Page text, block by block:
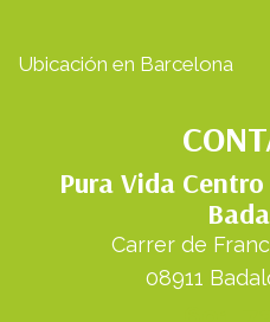
Ubicación en Barcelona
Pura Vida
Carrer de
08911